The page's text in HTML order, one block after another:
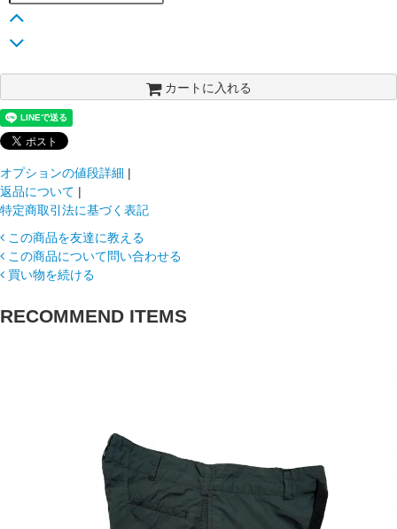
カートに入れる
オプションの値段詳細 |
返品について |
特定商取引法に基づく表記
この商品を友達に教える
この商品について問い合わせる
買い物を続ける
RECOMMEND ITEMS